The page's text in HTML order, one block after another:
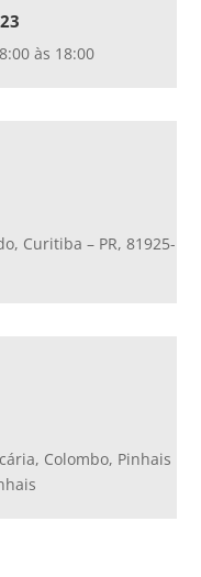
às 18:00
Curitiba – PR, 81925-
Colombo, Pinhais